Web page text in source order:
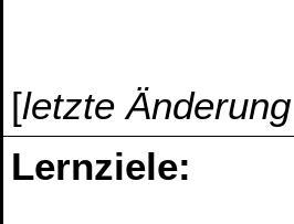
[letzte
Lernziele: